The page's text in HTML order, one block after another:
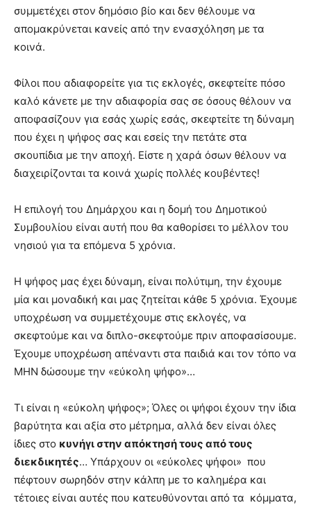
συμμετέχει στον δημόσιο βίο και δεν θέλουμε να
απομακρύνεται κανείς από την ενασχόληση με τα
κοινά.
Φίλοι που αδιαφορείτε για τις εκλογές, σκεφτείτε πόσο
καλό κάνετε με την αδιαφορία σας σε όσους θέλουν να
αποφασίζουν για εσάς χωρίς εσάς, σκεφτείτε τη δύναμη
που έχει η ψήφος σας και εσείς την πετάτε στα
σκουπίδια με την αποχή. Είστε η χαρά όσων θέλουν να
διαχειρίζονται τα κοινά χωρίς πολλές κουβέντες!
Η επιλογή του Δημάρχου και η δομή του Δημοτικού
Συμβουλίου είναι αυτή που θα καθορίσει το μέλλον του
νησιού για τα επόμενα 5 χρόνια.
Η ψήφος μας έχει δύναμη, είναι πολύτιμη, την έχουμε
μία και μοναδική και μας ζητείται κάθε 5 χρόνια. Έχουμε
υποχρέωση να συμμετέχουμε στις εκλογές, να
σκεφτούμε και να διπλο-σκεφτούμε πριν αποφασίσουμε.
Έχουμε υποχρέωση απέναντι στα παιδιά και τον τόπο να
ΜΗΝ δώσουμε την «εύκολη ψήφο»…
Τι είναι η «εύκολη ψήφος»; Όλες οι ψήφοι έχουν την ίδια
βαρύτητα και αξία στο μέτρημα, αλλά δεν είναι όλες
ίδιες στο κυνήγι στην απόκτησή τους από τους
διεκδικητές… Υπάρχουν οι «εύκολες ψήφοι» που
πέφτουν σωρηδόν στην κάλπη με το καλημέρα και
τέτοιες είναι αυτές που κατευθύνονται από τα κόμματα,